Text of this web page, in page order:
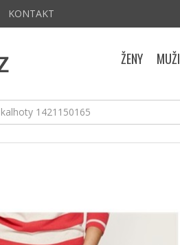
1421150165
KONTAKT
ŽENY MUŽI